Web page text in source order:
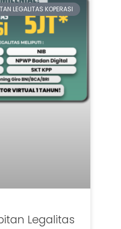
LEGALITAS KOPERASI
Legalitas